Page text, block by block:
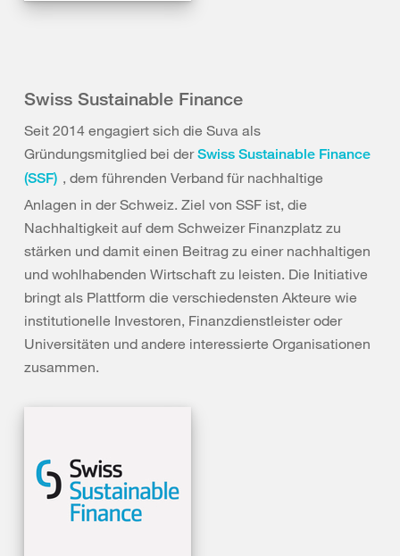
Swiss Sustainable Finance
Seit 2014 engagiert sich die Suva als
Gründungsmitglied bei derSwiss Sustainable Finance
(SSF) , dem führenden Verband für nachhaltige
Anlagen in der Schweiz. Ziel von SSF ist, die
Nachhaltigkeit auf dem Schweizer Finanzplatz zu
stärken und damit einen Beitrag zu einer nachhaltigen
und wohlhabenden Wirtschaft zu leisten. Die Initiative
bringt als Plattform die verschiedensten Akteure wie
institutionelle Investoren, Finanzdienstleister oder
Universitäten und andere interessierte Organisationen
zusammen.